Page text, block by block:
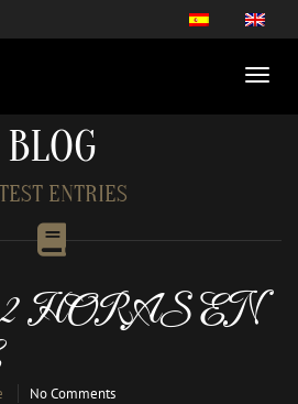
BLOG
ENTRIES
HORAS EN
No Comments